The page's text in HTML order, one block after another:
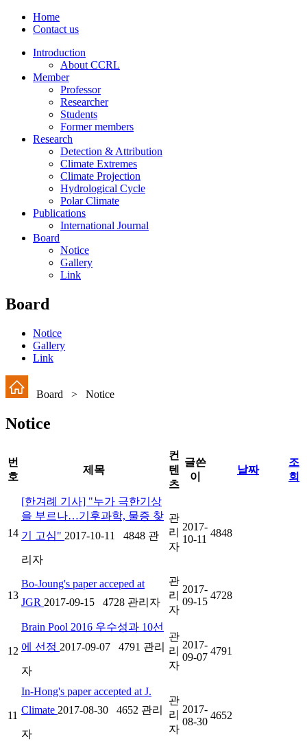
Home
Contact us
Introduction
About CCRL
Member
Professor
Researcher
Students
Former members
Research
Detection & Attribution
Climate Extremes
Climate Projection
Hydrological Cycle
Polar Climate
Publications
International Journal
Board
Notice
Gallery
Link
Board
Notice
Gallery
Link
Board > Notice
Notice
번
호
제목
컨
텐
츠
글쓴
이
날짜
조
회
14
[한겨례 기사] "누가 극한기상
을 부르나…기후과학, 물증 찾
기 고심" 2017-10-11 4848 관
리자
관
리
자
2017-
10-11
4848
13
Bo-Joung's paper acceped at
JGR 2017-09-15 4728 관리자
관
리
자
2017-
09-15
4728
12
Brain Pool 2016 우수성과 10선
에 선정 2017-09-07 4791 관리
자
관
리
자
2017-
09-07
4791
11
In-Hong's paper accepted at J.
Climate 2017-08-30 4652 관리
자
관
리
자
2017-
08-30
4652